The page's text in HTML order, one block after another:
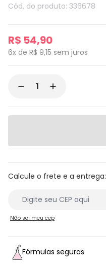
Cód. do produto: 336678
R$ 54,90
6x de R$ 9,15 sem juros
Calcule o frete e a entrega:
Não sei meu cep
Fórmulas seguras